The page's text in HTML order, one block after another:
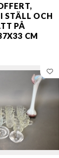
STÄLL OCH
PÅ
CM